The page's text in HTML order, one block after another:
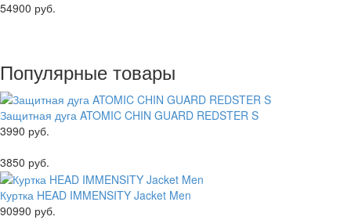
54900 руб.
Популярные товары
Защитная дуга ATOMIC CHIN GUARD REDSTER S
3990 руб.
3850 руб.
Куртка HEAD IMMENSITY Jacket Men
90990 руб.